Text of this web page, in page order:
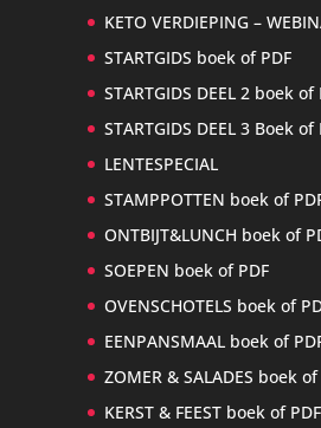
KETO VERDIEPING –
STARTGIDS boek of PDF
STARTGIDS DEEL 2 boek of
STARTGIDS DEEL 3 Boek of
LENTESPECIAL
STAMPPOTTEN boek of
ONTBIJT&LUNCH boek of
SOEPEN boek of PDF
OVENSCHOTELS boek of
EENPANSMAAL boek of
ZOMER & SALADES boek of
KERST & FEEST boek of PDF